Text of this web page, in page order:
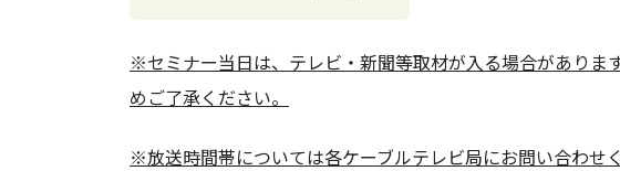
※セミナー当日は、テレビ・新聞等取材が入る場合がありま
めご了承ください。
※放送時間帯については各ケーブルテレビ局にお問い合わせ